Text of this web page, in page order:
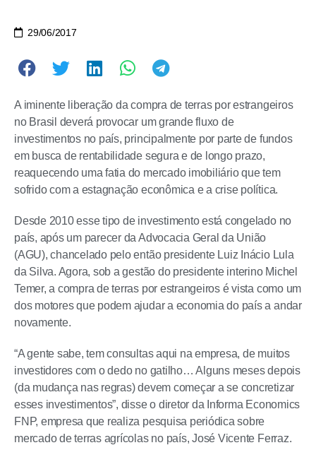
29/06/2017
A iminente liberação da compra de terras por estrangeiros
no Brasil deverá provocar um grande fluxo de
investimentos no país, principalmente por parte de fundos
em busca de rentabilidade segura e de longo prazo,
reaquecendo uma fatia do mercado imobiliário que tem
sofrido com a estagnação econômica e a crise política.
Desde 2010 esse tipo de investimento está congelado no
país, após um parecer da Advocacia Geral da União
(AGU), chancelado pelo então presidente Luiz Inácio Lula
da Silva. Agora, sob a gestão do presidente interino Michel
Temer, a compra de terras por estrangeiros é vista como um
dos motores que podem ajudar a economia do país a andar
novamente.
“A gente sabe, tem consultas aqui na empresa, de muitos
investidores com o dedo no gatilho… Alguns meses depois
(da mudança nas regras) devem começar a se concretizar
esses investimentos”, disse o diretor da Informa Economics
FNP, empresa que realiza pesquisa periódica sobre
mercado de terras agrícolas no país, José Vicente Ferraz.